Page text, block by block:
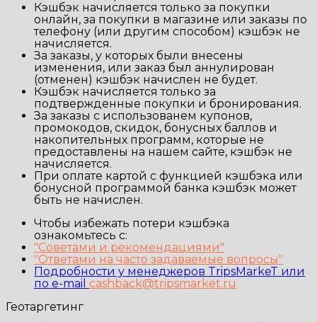
Кэшбэк начисляется только за покупки
онлайн, за покупки в магазине или заказы по
телефону (или другим способом) кэшбэк не
начисляется.
За заказы, у которых были внесены
изменения, или заказ был аннулирован
(отменен) кэшбэк начислен не будет.
Кэшбэк начисляется только за
подтвержденные покупки и бронирования.
За заказы с использованем купонов,
промокодов, скидок, бонусных баллов и
накопительных программ, которые не
предоставлены на нашем сайте, кэшбэк не
начисляется.
При оплате картой с функцией кэшбэка или
бонусной программой банка кэшбэк может
быть не начислен.
Чтобы избежать потери кэшбэка
ознакомьтесь с:
"Советами и рекомендациями"
"Ответами на часто задаваемые вопросы"
Подробности у менеджеров TripsMarkeT или
по e-mail cashback@tripsmarket.ru
Геотаргетинг